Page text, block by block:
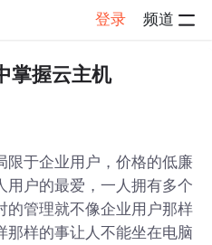
登录 频道
掌握云主机
限于企业用户，价格的低廉
用户的最爱，一人拥有多个
的管理就不像企业用户那样
那样的事让人不能坐在电脑